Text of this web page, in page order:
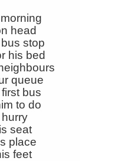
head
stop
his bed
queue
bus
to do
seat
place
feet